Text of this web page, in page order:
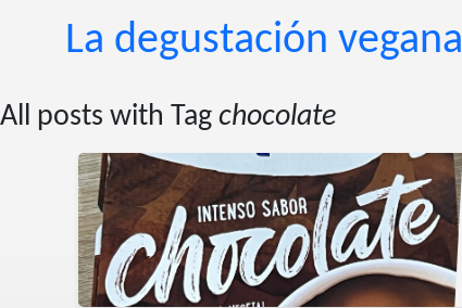
La degustación vegana
All posts with Tag chocolate